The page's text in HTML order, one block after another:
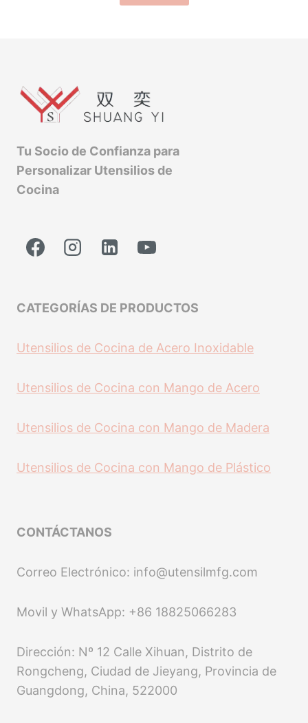
Tu Socio de Confianza para
Personalizar Utensilios de
Cocina
CATEGORÍAS DE PRODUCTOS
Utensilios de Cocina de Acero Inoxidable
Utensilios de Cocina con Mango de Acero
Utensilios de Cocina con Mango de Madera
Utensilios de Cocina con Mango de Plástico
CONTÁCTANOS
Correo Electrónico: info@utensilmfg.com
Movil y WhatsApp: +86 18825066283
Dirección: Nº 12 Calle Xihuan, Distrito de
Rongcheng, Ciudad de Jieyang, Provincia de
Guangdong, China, 522000